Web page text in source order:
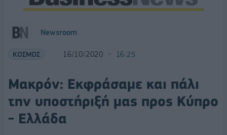
Newsroom
ΚΟΣΜΟΣ 16/10/2020 16:25
Μακρόν: Εκφράσαμε και πάλι
την υποστήριξή μας προς Κύπρο
- Ελλάδα